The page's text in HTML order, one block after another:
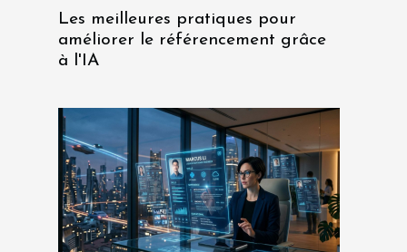
Les meilleures pratiques pour
améliorer le référencement grâce
à l'IA